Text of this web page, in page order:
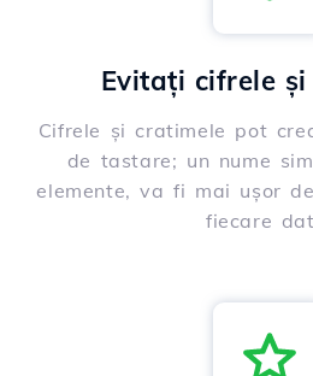
Evitați cifrele
Cifrele și cratimele pot
de tastare; un nume
elemente, va fi mai ușor
fiecare